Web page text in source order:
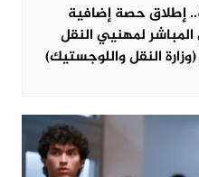
إطلاق حصة إضافية
لمهنيي النقل
النقل واللوجستيك)